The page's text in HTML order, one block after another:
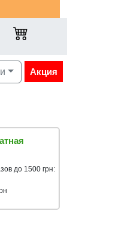
Акция
до 1500 грн: